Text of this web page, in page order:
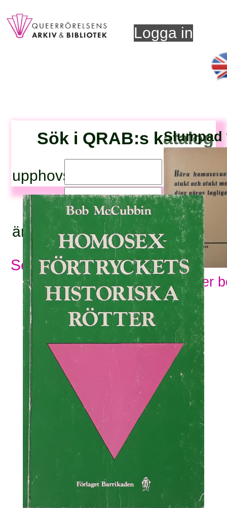
Logga in
Sök i QRAB:s katalog
upphovsperson:
titel:
ämnesord:
Se alla ämnesord
Slumpad
Visa fler